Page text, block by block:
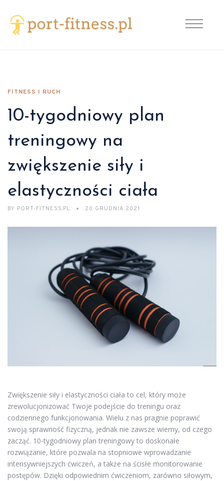
FITNESS I RUCH
10-tygodniowy plan
treningowy na
zwiększenie siły i
elastyczności ciała
BY PORT-FITNESS.PL 20 GRUDNIA 2021
Zwiększenie siły i elastyczności ciała to cel, który może
zrewolucjonizować Twoje podejście do treningu oraz
codziennego funkcjonowania. Wielu z nas pragnie poprawić
swoją sprawność fizyczną, jednak nie zawsze wiemy, od czego
zacząć. 10-tygodniowy plan treningowy to doskonałe
rozwiązanie, które pozwala na stopniowe wprowadzanie
intensywniejszych ćwiczeń, a także na ścisłe monitorowanie
postępów. Dzięki odpowiednim ćwiczeniom, zarówno siłowym,